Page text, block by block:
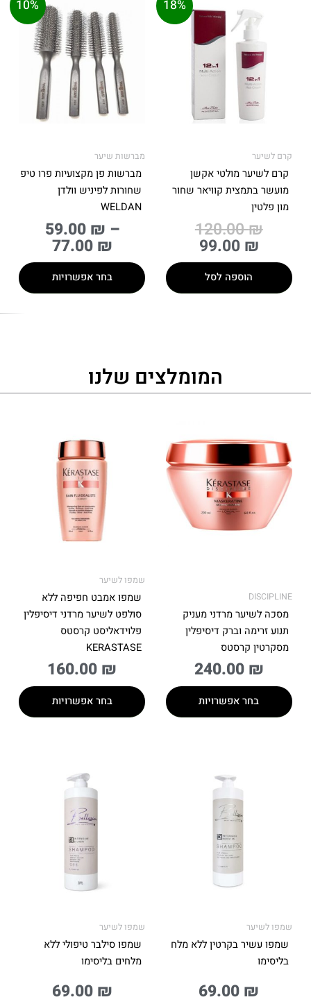
18%
קרם לשיער
קרם לשיער מולטי אקשן
מועשר בתמצית קוויאר שחור
מון פלטין
120.00₪
99.00 ₪
הנוכחי
הוספה לסל
10%
מברשות שיער
מברשות פן מקצועיות פרו טיפ
שחורות לפיניש וולדן
WELDAN
59.00 ₪ –
77.00 ₪
מחירים:
⁦59.00 ₪⁩
עד
בחר אפשרויות
מספר
סוגים.
לבחור
בעמוד
המוצר
המומלצים שלנו
DISCIPLINE
מסכה לשיער מרדני מעניק
תנוע זרימה וברק דיסיפלין
מסקרטין קרסטס
240.00 ₪
בחר אפשרויות
זה
יש
מספר
סוגים.
ניתן
לבחור
המוצר
שמפו לשיער
שמפו אמבט חפיפה ללא
סולפט לשיער מרדני דיסיפלין
פלוידאליסט קרסטס
KERASTASE
160.00 ₪
בחר אפשרויות
בעמוד
המוצר
שמפו לשיער
שמפו עשיר בקרטין ללא מלח
בליסימו
69.00 ₪
שמפו לשיער
שמפו סילבר טיפולי ללא
מלחים בליסימו
69.00 ₪